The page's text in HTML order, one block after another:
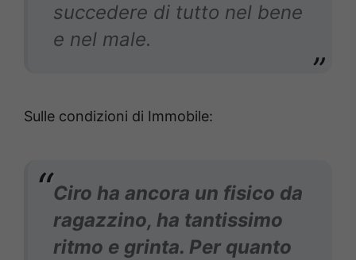
succedere di tutto nel bene
e nel male.
Sulle condizioni di Immobile:
Ciro ha ancora un fisico da
ragazzino, ha tantissimo
ritmo e grinta. Per quanto